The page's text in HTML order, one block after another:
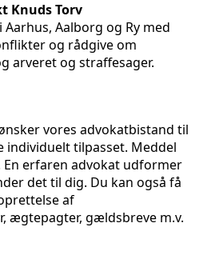
Knuds Torv
Aalborg og Ry med
og rådgive om
arveret og straffesager.
vores advokatbistand til
individuelt tilpasset. Meddel
erfaren advokat udformer
det til dig. Du kan også få
af
ægtepagter, gældsbreve m.v.